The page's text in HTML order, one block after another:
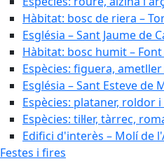
Hàbitat: bosc de riera –
Església – Sant Jaume de
Hàbitat: bosc humit –
Espècies: figuera,
Església – Sant Esteve de
Espècies: plataner, roldor
Espècies: til·ler, tàrrec,
Edifici d'interès – Molí de
Festes i fires